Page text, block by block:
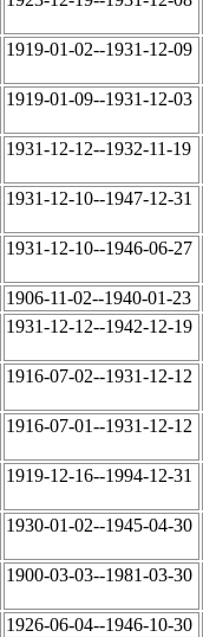
1919-01-02--1931-12-09
1919-01-09--1931-12-03
1931-12-12--1932-11-19
1931-12-10--1947-12-31
1931-12-10--1946-06-27
1906-11-02--1940-01-23
1931-12-12--1942-12-19
1916-07-02--1931-12-12
1916-07-01--1931-12-12
1919-12-16--1994-12-31
1930-01-02--1945-04-30
1900-03-03--1981-03-30
1926-06-04--1946-10-30